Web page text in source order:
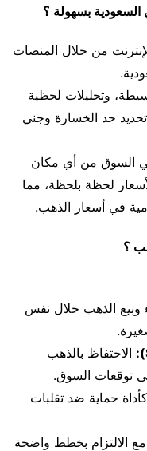
بسهولة ؟
من خلال المنصات
وتحليلات لحظية
تحديد حد الخسارة وجني
في السوق من أي مكان
لحظة بلحظة، مما
في أسعار الذهب.
؟
وبيع الذهب خلال نفس
الاحتفاظ بالذهب
توقعات السوق.
حماية ضد تقلبات
مع الالتزام بخطط واضحة